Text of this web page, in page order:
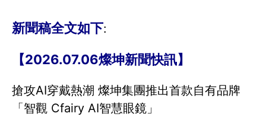
新聞稿全文如下:
【2026.07.06燦坤新聞快訊】
搶攻AI穿戴熱潮 燦坤集團推出首款自有品牌
「智觀 Cfairy AI智慧眼鏡」